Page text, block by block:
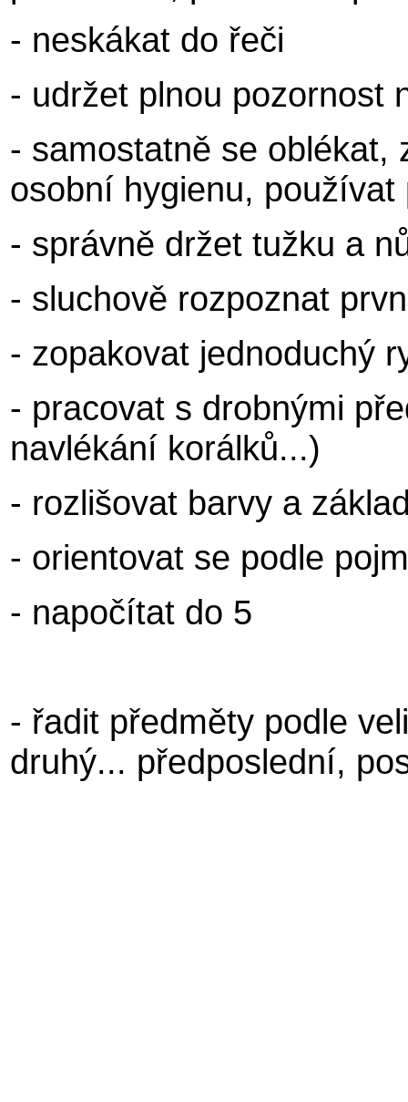
- neskákat do řeči
- udržet plnou pozornost
- samostatně se oblékat,
osobní hygienu, používat
- správně držet tužku a
- sluchově rozpoznat
- zopakovat jednoduchý
- pracovat s drobnými
navlékání korálků...)
- rozlišovat barvy a
- orientovat se podle
- napočítat do 5
- řadit předměty podle
druhý... předposlední,